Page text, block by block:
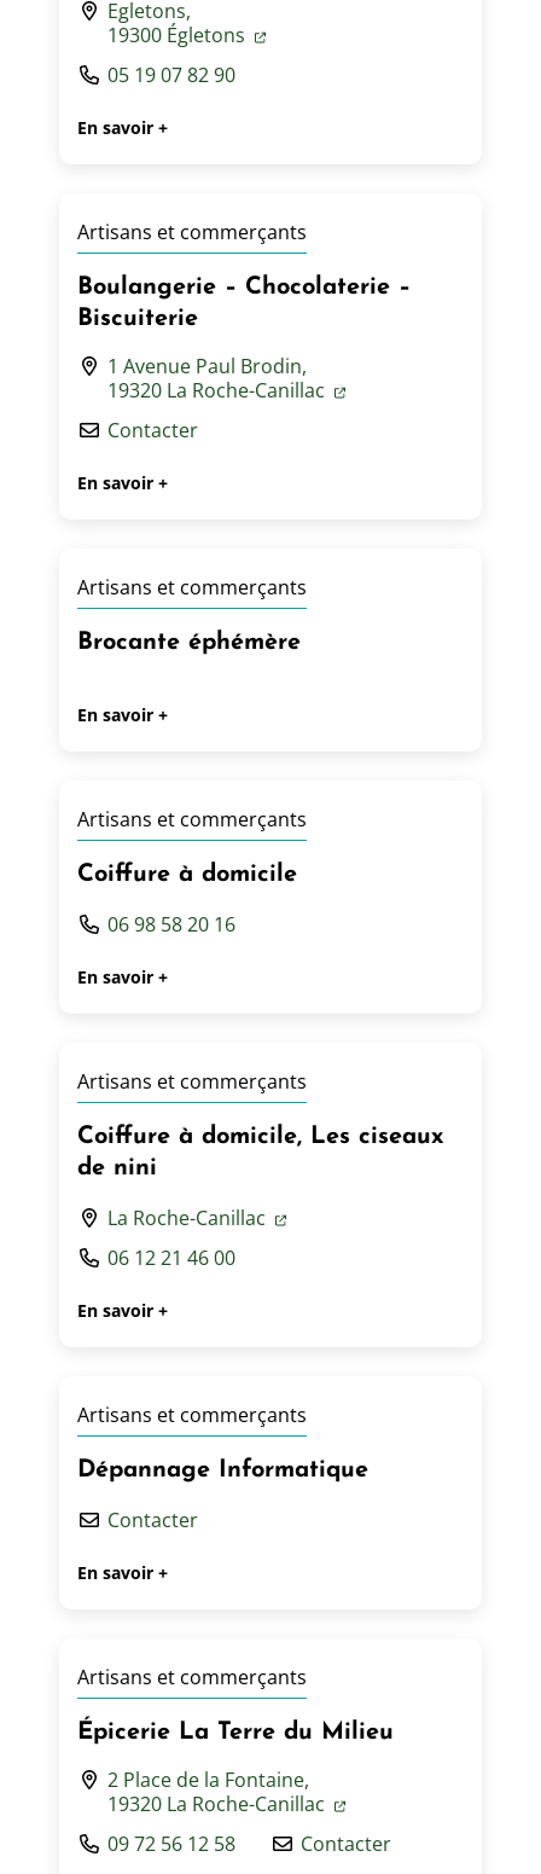
Egletons,
19300 Égletons
05 19 07 82 90
En savoir +
Artisans et commerçants
Boulangerie – Chocolaterie –
Biscuiterie
1 Avenue Paul Brodin,
19320 La Roche-Canillac
Contacter
En savoir +
Artisans et commerçants
Brocante éphémère
En savoir +
Artisans et commerçants
Coiffure à domicile
06 98 58 20 16
En savoir +
Artisans et commerçants
Coiffure à domicile, Les ciseaux
de nini
La Roche-Canillac
06 12 21 46 00
En savoir +
Artisans et commerçants
Dépannage Informatique
Contacter
En savoir +
Artisans et commerçants
Épicerie La Terre du Milieu
2 Place de la Fontaine,
19320 La Roche-Canillac
09 72 56 12 58
Contacter